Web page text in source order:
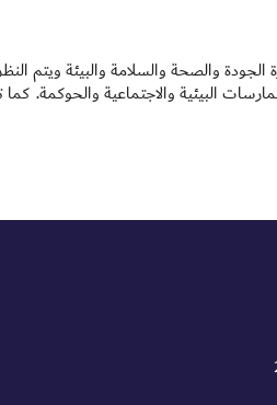
والصحة والسلامة والبيئة ويتم
البيئية والاجتماعية والحوكمة.